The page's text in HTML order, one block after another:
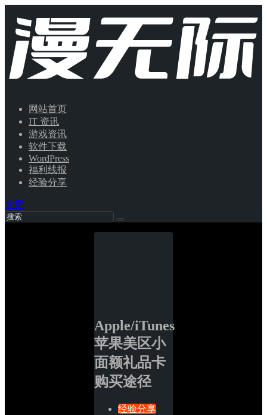
网站首页
IT 资讯
游戏资讯
软件下载
WordPress
福利线报
经验分享
文章
Apple/iTunes
苹果美区小
面额礼品卡
购买途径
经验分享